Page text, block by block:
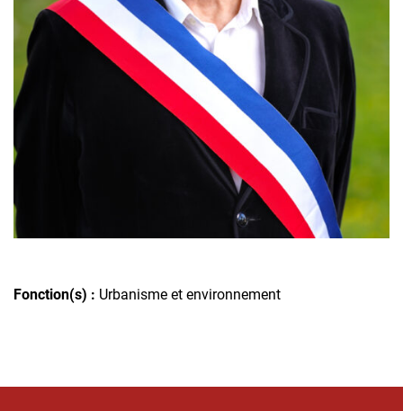
Fonction(s) : Urbanisme et environnement